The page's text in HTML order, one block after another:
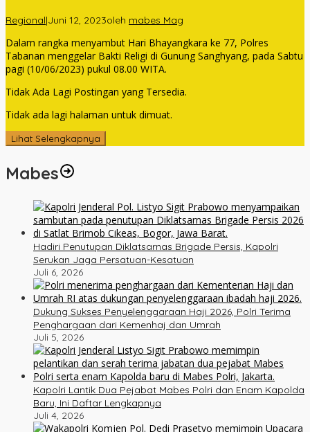
Regional|Juni 12, 2023oleh mabes Mag
Dalam rangka menyambut Hari Bhayangkara ke 77, Polres
Tabanan menggelar Bakti Religi di Gunung Sanghyang, pada Sabtu
pagi (10/06/2023) pukul 08.00 WITA.
Tidak Ada Lagi Postingan yang Tersedia.
Tidak ada lagi halaman untuk dimuat.
Lihat Selengkapnya
Mabes
Hadiri Penutupan Diklatsarnas Brigade Persis, Kapolri
Serukan Jaga Persatuan-Kesatuan
Juli 6, 2026
Dukung Sukses Penyelenggaraan Haji 2026, Polri Terima
Penghargaan dari Kemenhaj dan Umrah
Juli 5, 2026
Kapolri Lantik Dua Pejabat Mabes Polri dan Enam Kapolda
Baru, Ini Daftar Lengkapnya
Juli 4, 2026